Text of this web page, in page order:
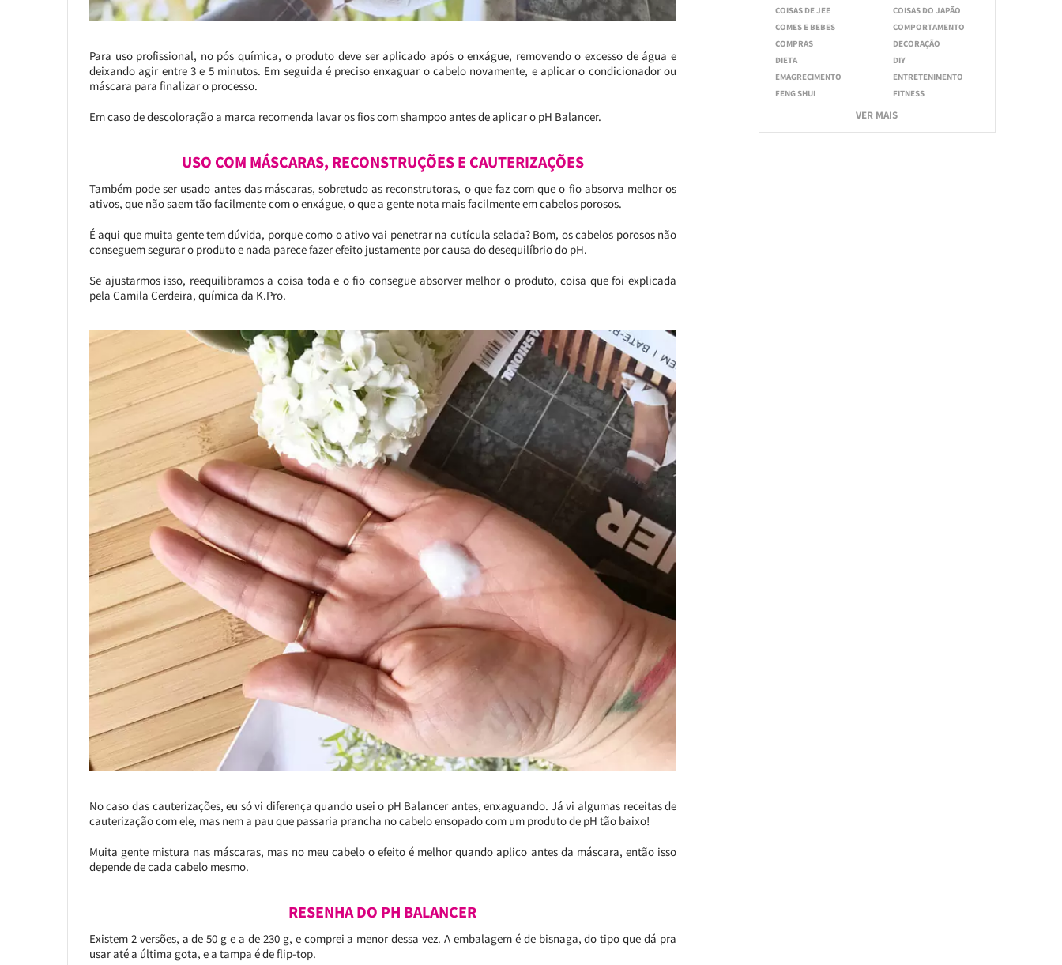
Para uso profissional, no pós química, o produto deve ser aplicado após o enxágue, removendo o excesso de água e
deixando agir entre 3 e 5 minutos. Em seguida é preciso enxaguar o cabelo novamente, e aplicar o condicionador ou
máscara para finalizar o processo.
Em caso de descoloração a marca recomenda lavar os fios com shampoo antes de aplicar o pH Balancer.
USO COM MÁSCARAS, RECONSTRUÇÕES E CAUTERIZAÇÕES
Também pode ser usado antes das máscaras, sobretudo as reconstrutoras, o que faz com que o fio absorva melhor os
ativos, que não saem tão facilmente com o enxágue, o que a gente nota mais facilmente em cabelos porosos.
É aqui que muita gente tem dúvida, porque como o ativo vai penetrar na cutícula selada? Bom, os cabelos porosos não
conseguem segurar o produto e nada parece fazer efeito justamente por causa do desequilíbrio do pH.
Se ajustarmos isso, reequilibramos a coisa toda e o fio consegue absorver melhor o produto, coisa que foi explicada
pela Camila Cerdeira, química da K.Pro.
No caso das cauterizações, eu só vi diferença quando usei o pH Balancer antes, enxaguando. Já vi algumas receitas de
cauterização com ele, mas nem a pau que passaria prancha no cabelo ensopado com um produto de pH tão baixo!
Muita gente mistura nas máscaras, mas no meu cabelo o efeito é melhor quando aplico antes da máscara, então isso
depende de cada cabelo mesmo.
RESENHA DO PH BALANCER
Existem 2 versões, a de 50 g e a de 230 g, e comprei a menor dessa vez. A embalagem é de bisnaga, do tipo que dá pra
usar até a última gota, e a tampa é de flip-top.
COISAS DE JEE
COISAS DO JAPÃO
COMES E BEBES
COMPORTAMENTO
COMPRAS
DECORAÇÃO
DIETA
DIY
EMAGRECIMENTO
ENTRETENIMENTO
FENG SHUI
FITNESS
VER MAIS